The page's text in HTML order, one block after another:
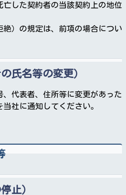
亡した契約者の当該契約上の地位
絶）の規定は、前項の場合につい
氏名等の変更）
代表者、住所等に変更があった
社に通知してください。
止）